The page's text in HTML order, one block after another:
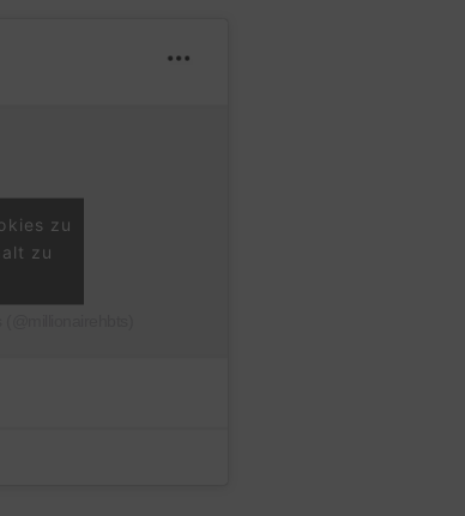
zu
zu